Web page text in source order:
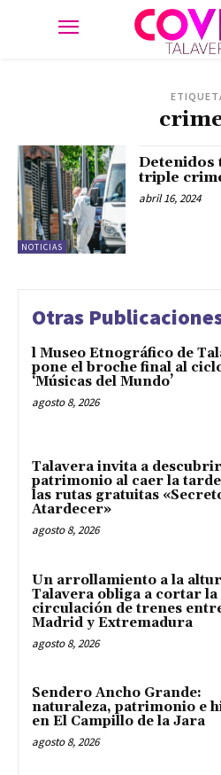
NOTICIAS
Detenidos
triple
abril 16, 2024
Otras
l Museo Etnográfico de
pone el broche final al
‘Músicas del Mundo’
agosto 8, 2026
Talavera invita a
patrimonio al caer la
las rutas gratuitas
Atardecer»
agosto 8, 2026
Un arrollamiento a la
Talavera obliga a cortar la
circulación de trenes
Madrid y Extremadura
agosto 8, 2026
Sendero Ancho Grande:
naturaleza, patrimonio e
en El Campillo de la Jara
agosto 8, 2026